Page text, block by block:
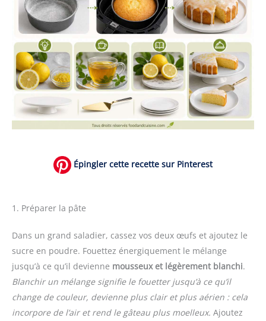
Épingler cette recette sur Pinterest
1. Préparer la pâte
Dans un grand saladier, cassez vos deux œufs et ajoutez le
sucre en poudre. Fouettez énergiquement le mélange
jusqu’à ce qu’il devienne mousseux et légèrement blanchi.
Blanchir un mélange signifie le fouetter jusqu’à ce qu’il
change de couleur, devienne plus clair et plus aérien : cela
incorpore de l’air et rend le gâteau plus moelleux. Ajoutez